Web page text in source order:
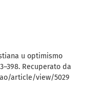
u optimismo
Recuperato da
article/view/5029